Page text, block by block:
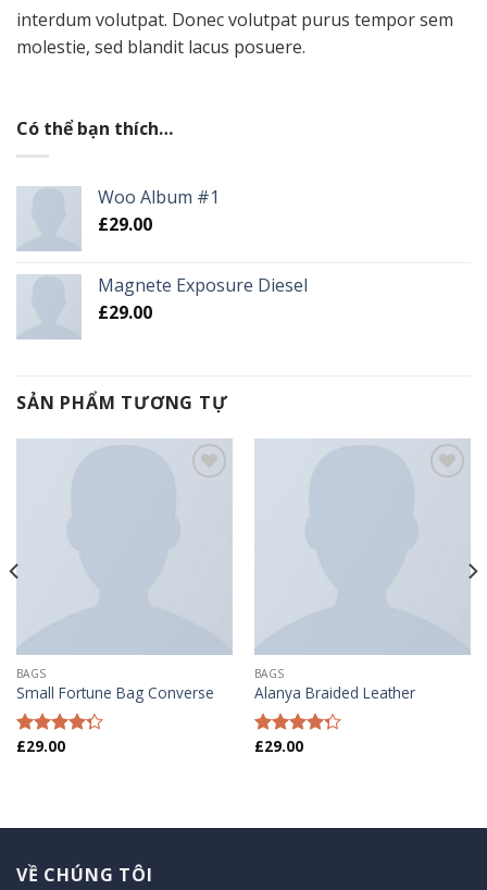
interdum volutpat. Donec volutpat purus tempor sem
molestie, sed blandit lacus posuere.
Có thể bạn thích…
Woo Album #1
£29.00
Magnete Exposure Diesel
£29.00
SẢN PHẨM TƯƠNG TỰ
BAGS
Small Fortune Bag Converse
Được xếp
£29.00
BAGS
Alanya Braided Leather
Được xếp
£29.00
VỀ CHÚNG TÔI